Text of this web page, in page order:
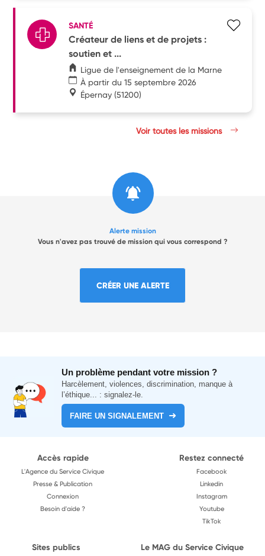
SANTÉ
Créateur de liens et de projets :
soutien et ...
Ligue de l'enseignement de la Marne
À partir du 15 septembre 2026
Épernay (51200)
Voir toutes les missions
Alerte mission
Vous n'avez pas trouvé de mission qui vous correspond ?
CRÉER UNE ALERTE
Un problème pendant votre mission ?
Harcèlement, violences, discrimination, manque à
l’éthique... : signalez-le.
FAIRE UN SIGNALEMENT
Accès rapide
L'Agence du Service Civique
Presse & Publication
Connexion
Besoin d'aide ?
Restez connecté
Facebook
Linkedin
Instagram
Youtube
TikTok
Sites publics Le MAG du Service Civique